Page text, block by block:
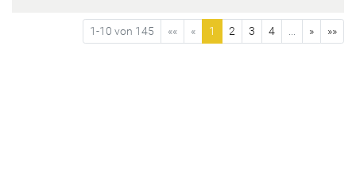
1-10 von 145 «« « 1 2 3 4 » »»